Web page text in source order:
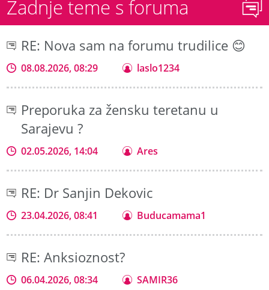
Zadnje teme s foruma
RE: Nova sam na forumu trudilice 😊
08.08.2026, 08:29 laslo1234
Preporuka za žensku teretanu u
Sarajevu ?
02.05.2026, 14:04 Ares
RE: Dr Sanjin Dekovic
23.04.2026, 08:41 Buducamama1
RE: Anksioznost?
06.04.2026, 08:34 SAMIR36